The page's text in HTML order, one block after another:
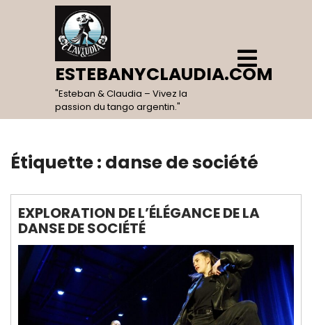
ESTEBANYCLAUDIA.COM
"Esteban & Claudia – Vivez la
passion du tango argentin."
Open
Menu
Étiquette : danse de société
EXPLORATION DE L’ÉLÉGANCE DE LA
DANSE DE SOCIÉTÉ